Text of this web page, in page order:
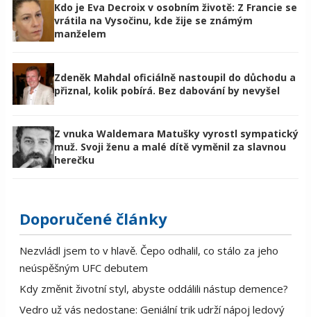
Kdo je Eva Decroix v osobním životě: Z Francie se
vrátila na Vysočinu, kde žije se známým
manželem
Zdeněk Mahdal oficiálně nastoupil do důchodu a
přiznal, kolik pobírá. Bez dabování by nevyšel
Z vnuka Waldemara Matušky vyrostl sympatický
muž. Svoji ženu a malé dítě vyměnil za slavnou
herečku
Doporučené články
Nezvládl jsem to v hlavě. Čepo odhalil, co stálo za jeho
neúspěšným UFC debutem
Kdy změnit životní styl, abyste oddálili nástup demence?
Vedro už vás nedostane: Geniální trik udrží nápoj ledový